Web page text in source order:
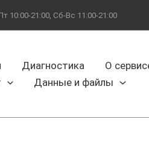
10:00-21:00, Сб-Вс 11:00-21:00
Диагностика О
Данные и файлы